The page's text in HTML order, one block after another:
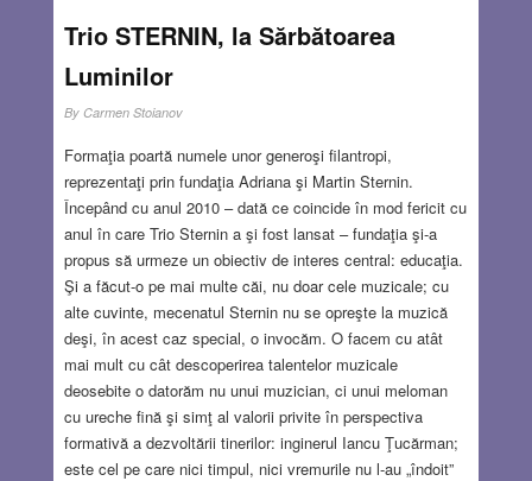
Trio STERNIN, la Sărbătoarea
Luminilor
By Carmen Stoianov
Formaţia poartă numele unor generoşi filantropi,
reprezentaţi prin fundaţia Adriana şi Martin Sternin.
Începând cu anul 2010 – dată ce coincide în mod fericit cu
anul în care Trio Sternin a şi fost lansat – fundaţia şi-a
propus să urmeze un obiectiv de interes central: educaţia.
Şi a făcut-o pe mai multe căi, nu doar cele muzicale; cu
alte cuvinte, mecenatul Sternin nu se opreşte la muzică
deşi, în acest caz special, o invocăm. O facem cu atât
mai mult cu cât descoperirea talentelor muzicale
deosebite o datorăm nu unui muzician, ci unui meloman
cu ureche fină şi simţ al valorii privite în perspectiva
formativă a dezvoltării tinerilor: inginerul Iancu Ţucărman;
este cel pe care nici timpul, nici vremurile nu l-au „îndoit”